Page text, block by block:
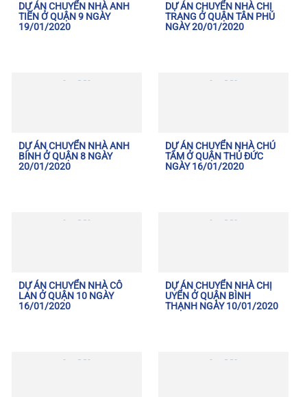
DỰ ÁN CHUYỂN NHÀ ANH
TIẾN Ở QUẬN 9 NGÀY
19/01/2020
DỰ ÁN CHUYỂN NHÀ CHỊ
TRANG Ở QUẬN TÂN PHÚ
NGÀY 20/01/2020
DỰ ÁN CHUYỂN NHÀ ANH
BÍNH Ở QUẬN 8 NGÀY
20/01/2020
DỰ ÁN CHUYỂN NHÀ CHÚ
TÂM Ở QUẬN THỦ ĐỨC
NGÀY 16/01/2020
DỰ ÁN CHUYỂN NHÀ CÔ
LAN Ở QUẬN 10 NGÀY
16/01/2020
DỰ ÁN CHUYỂN NHÀ CHỊ
UYỂN Ở QUẬN BÌNH
THẠNH NGÀY 10/01/2020